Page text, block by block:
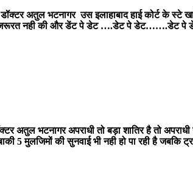
अतुल भटनागर उस इलाहाबाद हाई कोर्ट के
जरूरत नही की और डेंट पे डेट ….डेट पे डेट…….डेट पे
अतुल भटनागर अपराधी तो बड़ा शातिर है तो
5 मुलजिमों की सुनवाई भी नही हो पा रही है जबकि